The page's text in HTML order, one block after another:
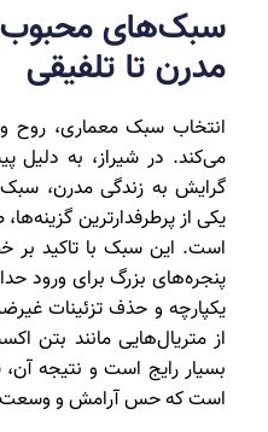
سبک‌های محبوب
مدرن تا تلفیقی
انتخاب سبک معماری،
می‌کند. در شیراز، به دلیل
گرایش به زندگی مدرن،
یکی از پرطرفدارترین
است. این سبک با تاکید بر
پنجره‌های بزرگ برای ورود
یکپارچه و حذف تزئینات
از متریال‌هایی مانند بتن
بسیار رایج است و نتیجه
است که حس آرامش و وسعت